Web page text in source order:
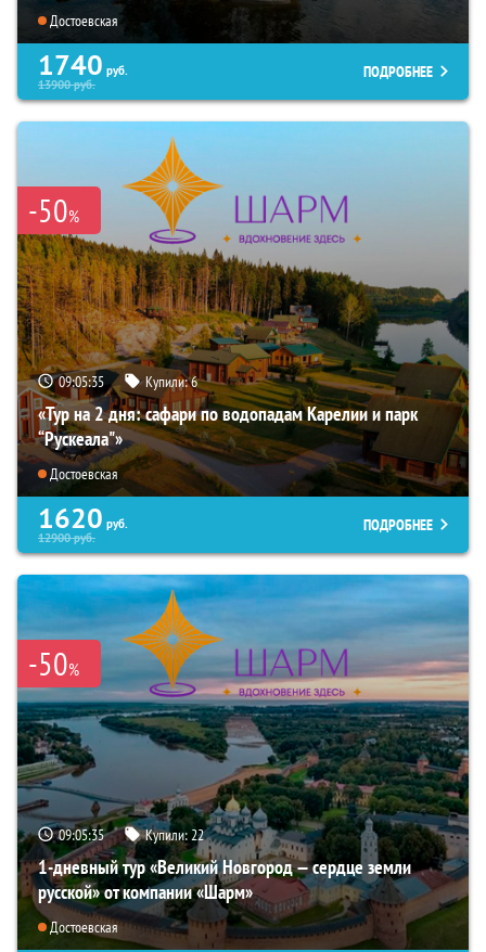
Достоевская
1740 руб.
13900руб.
ПОДРОБНЕЕ
-50%
09:05:33 Купили:6
«Тур на 2 дня: сафари по водопадам Карелии и парк
“Рускеала"»
Достоевская
1620 руб.
12900руб.
ПОДРОБНЕЕ
-50%
09:05:33 Купили:22
1-дневный тур «Великий Новгород — сердце земли
русской» от компании «Шарм»
Достоевская